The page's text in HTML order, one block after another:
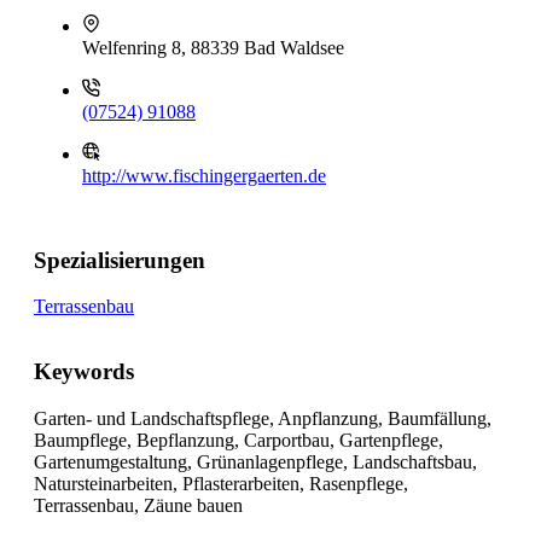
Welfenring 8, 88339 Bad Waldsee
(07524) 91088
http://www.fischingergaerten.de
Spezialisierungen
Terrassenbau
Keywords
Garten- und Landschaftspflege, Anpflanzung, Baumfällung,
Baumpflege, Bepflanzung, Carportbau, Gartenpflege,
Gartenumgestaltung, Grünanlagenpflege, Landschaftsbau,
Natursteinarbeiten, Pflasterarbeiten, Rasenpflege,
Terrassenbau, Zäune bauen